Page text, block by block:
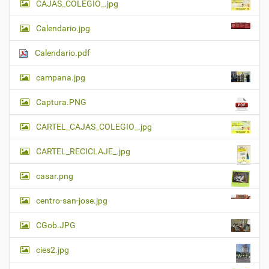
CAJAS_COLEGIO_.jpg
Calendario.jpg
Calendario.pdf
campana.jpg
Captura.PNG
CARTEL_CAJAS_COLEGIO_.jpg
CARTEL_RECICLAJE_.jpg
casar.png
centro-san-jose.jpg
CGob.JPG
cies2.jpg